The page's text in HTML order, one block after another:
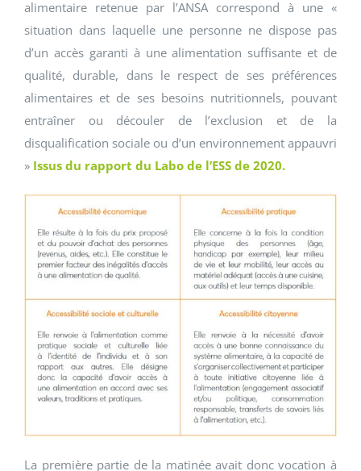
alimentaire retenue par l’ANSA correspond à une «
situation dans laquelle une personne ne dispose pas
d’un accès garanti à une alimentation suffisante et de
qualité, durable, dans le respect de ses préférences
alimentaires et de ses besoins nutritionnels, pouvant
entraîner ou découler de l’exclusion et de la
disqualification sociale ou d’un environnement appauvri
» Issus du rapport du Labo de l’ESS de 2020.
La première partie de la matinée avait donc vocation à